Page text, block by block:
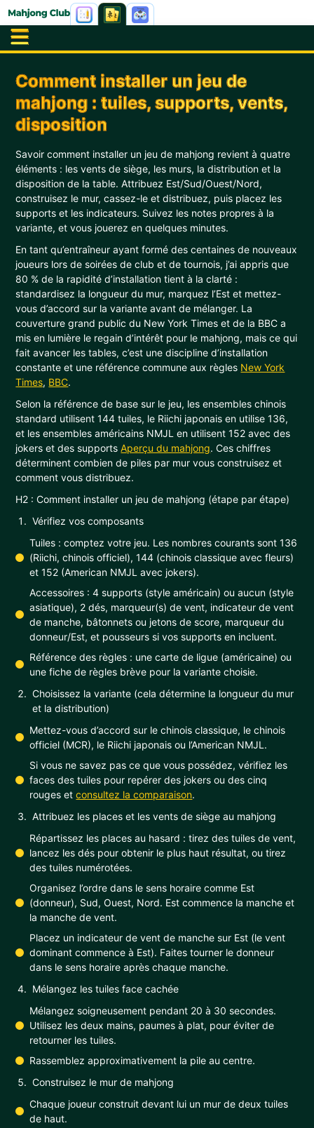
Comment installer un jeu de
mahjong : tuiles, supports, vents,
disposition
Savoir comment installer un jeu de mahjong revient à quatre
éléments : les vents de siège, les murs, la distribution et la
disposition de la table. Attribuez Est/Sud/Ouest/Nord,
construisez le mur, cassez-le et distribuez, puis placez les
supports et les indicateurs. Suivez les notes propres à la
variante, et vous jouerez en quelques minutes.
En tant qu’entraîneur ayant formé des centaines de nouveaux
joueurs lors de soirées de club et de tournois, j’ai appris que
80 % de la rapidité d’installation tient à la clarté :
standardisez la longueur du mur, marquez l’Est et mettez-
vous d’accord sur la variante avant de mélanger. La
couverture grand public du New York Times et de la BBC a
mis en lumière le regain d’intérêt pour le mahjong, mais ce qui
fait avancer les tables, c’est une discipline d’installation
constante et une référence commune aux règles New York
Times, BBC.
Selon la référence de base sur le jeu, les ensembles chinois
standard utilisent 144 tuiles, le Riichi japonais en utilise 136,
et les ensembles américains NMJL en utilisent 152 avec des
jokers et des supportsAperçu du mahjong. Ces chiffres
déterminent combien de piles par mur vous construisez et
comment vous distribuez.
H2 : Comment installer un jeu de mahjong (étape par étape)
Vérifiez vos composants
Tuiles : comptez votre jeu. Les nombres courants sont 136
(Riichi, chinois officiel), 144 (chinois classique avec fleurs)
et 152 (American NMJL avec jokers).
Accessoires : 4 supports (style américain) ou aucun (style
asiatique), 2 dés, marqueur(s) de vent, indicateur de vent
de manche, bâtonnets ou jetons de score, marqueur du
donneur/Est, et pousseurs si vos supports en incluent.
Référence des règles : une carte de ligue (américaine) ou
une fiche de règles brève pour la variante choisie.
Choisissez la variante (cela détermine la longueur du mur
et la distribution)
Mettez-vous d’accord sur le chinois classique, le chinois
officiel (MCR), le Riichi japonais ou l’American NMJL.
Si vous ne savez pas ce que vous possédez, vérifiez les
faces des tuiles pour repérer des jokers ou des cinq
rouges etconsultez la comparaison.
Attribuez les places et les vents de siège au mahjong
Répartissez les places au hasard : tirez des tuiles de vent,
lancez les dés pour obtenir le plus haut résultat, ou tirez
des tuiles numérotées.
Organisez l’ordre dans le sens horaire comme Est
(donneur), Sud, Ouest, Nord. Est commence la manche et
la manche de vent.
Placez un indicateur de vent de manche sur Est (le vent
dominant commence à Est). Faites tourner le donneur
dans le sens horaire après chaque manche.
Mélangez les tuiles face cachée
Mélangez soigneusement pendant 20 à 30 secondes.
Utilisez les deux mains, paumes à plat, pour éviter de
retourner les tuiles.
Rassemblez approximativement la pile au centre.
Construisez le mur de mahjong
Chaque joueur construit devant lui un mur de deux tuiles
de haut.